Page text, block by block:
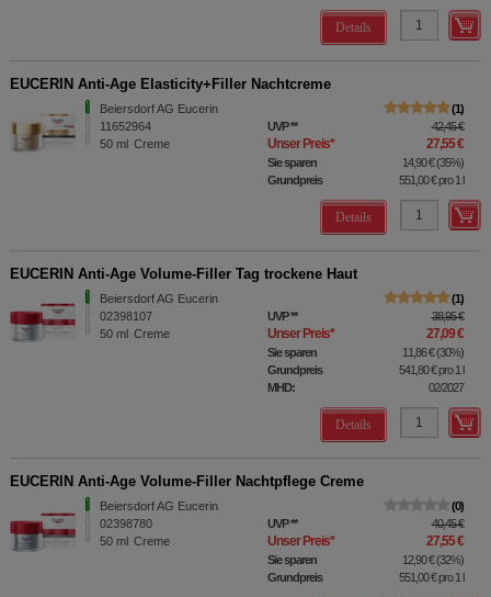
Details
EUCERIN Anti-Age Elasticity+Filler Nachtcreme
Beiersdorf AG Eucerin
11652964
50 ml Creme
1
UVP** 42,45 €
Unser Preis* 27,55 €
Sie sparen 14,90 €(35%)
Grundpreis
551,00 €pro 1 l
Details
EUCERIN Anti-Age Volume-Filler Tag trockene Haut
Beiersdorf AG Eucerin
02398107
50 ml Creme
1
UVP** 38,95 €
Unser Preis* 27,09 €
Sie sparen 11,86 €(30%)
Grundpreis
541,80 €pro 1 l
MHD:
02/2027
Details
EUCERIN Anti-Age Volume-Filler Nachtpflege Creme
Beiersdorf AG Eucerin
02398780
50 ml Creme
0
UVP** 40,45 €
Unser Preis* 27,55 €
Sie sparen 12,90 €(32%)
Grundpreis
551,00 €pro 1 l